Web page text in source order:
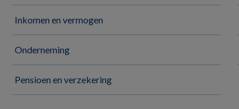
Inkomen en vermogen
Onderneming
Pensioen en verzekering